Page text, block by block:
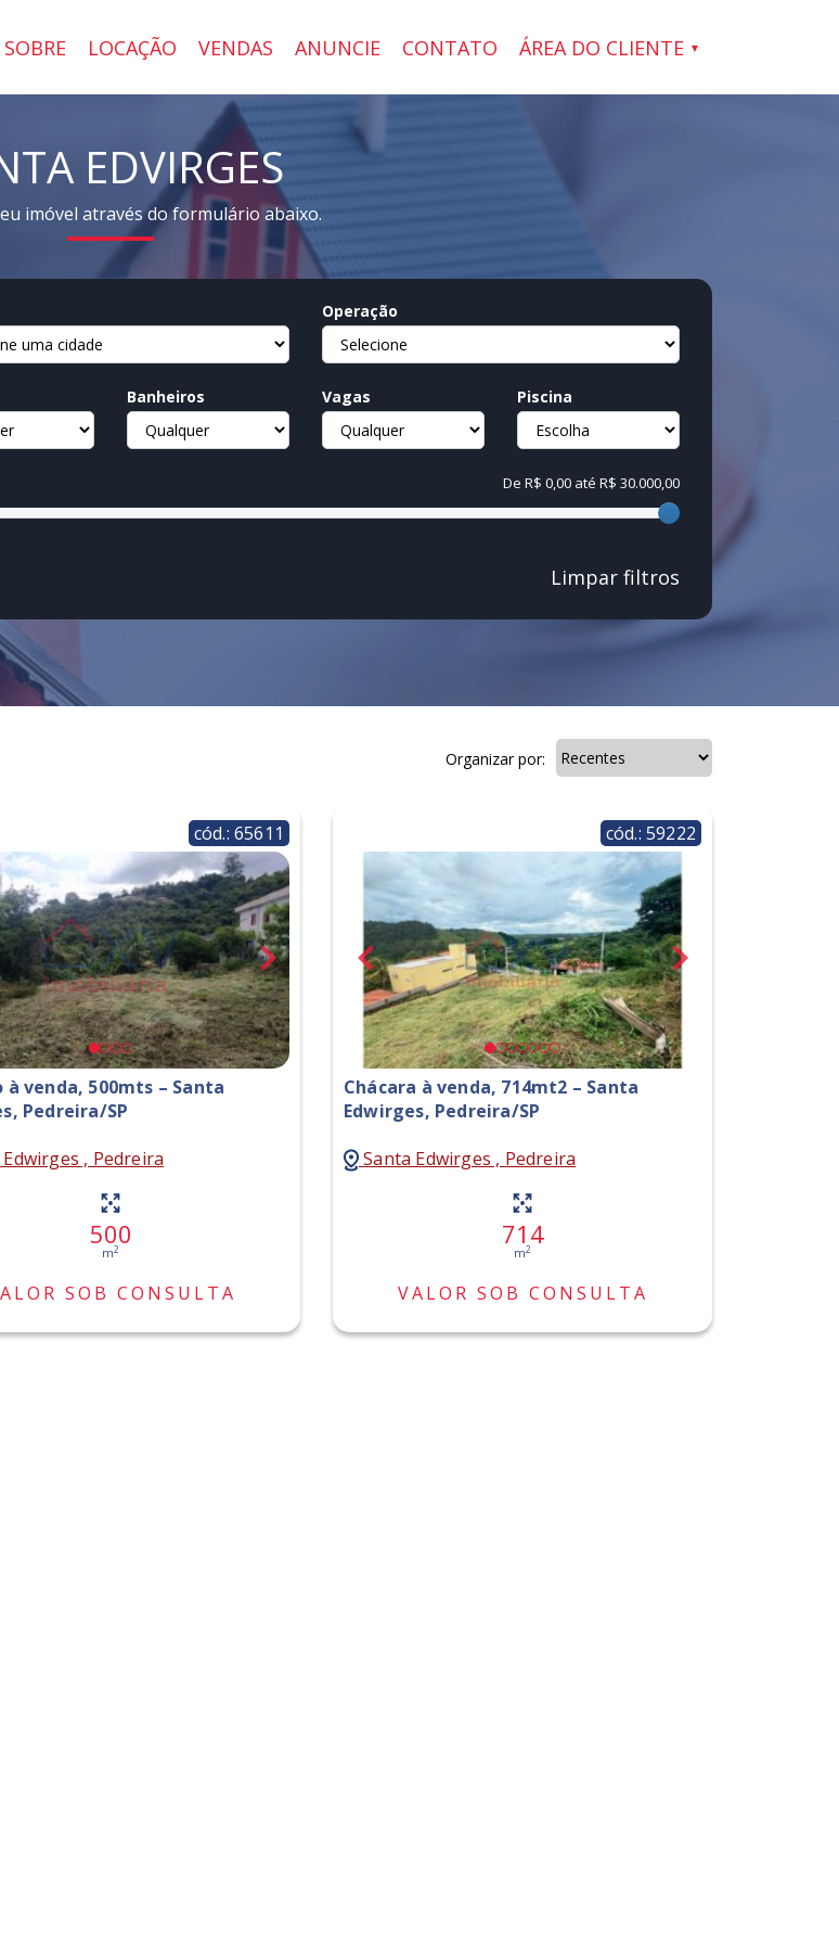
SOBRE LOCAÇÃO VENDAS ANUNCIE CONTATO ÁREA DO CLIENTE
EDVIRGES
imóvel através do formulário abaixo.
Operação
Banheiros Vagas Piscina
De R$ 0,00 até R$ 30.000,00
Limpar filtros
Organizar por:
cód.: 65611
à venda, 500mts – Santa
Pedreira/SP
, Pedreira
500
m2
SOB CONSULTA
cód.: 59222
Chácara à venda, 714mt2 – Santa
Edwirges, Pedreira/SP
Santa Edwirges , Pedreira
714
m2
VALOR SOB CONSULTA